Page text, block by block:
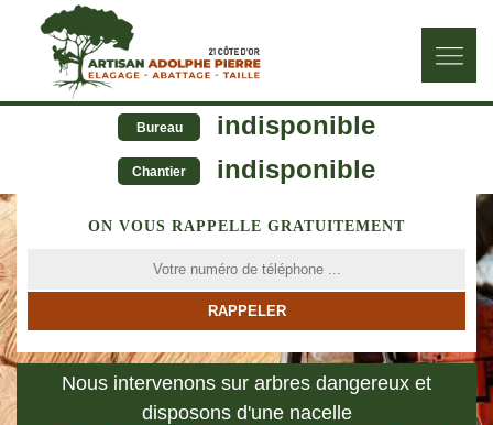
Bureau indisponible
Chantier indisponible
ON VOUS RAPPELLE GRATUITEMENT
Nous intervenons sur arbres dangereux et
disposons d'une nacelle